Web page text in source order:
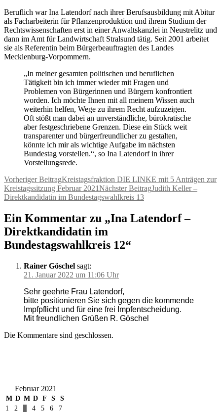
Beruflich war Ina Latendorf nach ihrer Berufsausbildung mit Abitur
als Facharbeiterin für Pflanzenproduktion und ihrem Studium der
Rechtswissenschaften erst in einer Anwaltskanzlei in Neustrelitz und
dann im Amt für Landwirtschaft Stralsund tätig. Seit 2001 arbeitet
sie als Referentin beim Bürgerbeauftragten des Landes
Mecklenburg-Vorpommern.
„In meiner gesamten politischen und beruflichen
Tätigkeit bin ich immer wieder mit Fragen und
Problemen von Bürgerinnen und Bürgern konfrontiert
worden. Ich möchte Ihnen mit all meinem Wissen auch
weiterhin helfen, Wege zu ihrem Recht aufzuzeigen.
Oft stößt man dabei an unverständliche, bürokratische
aber festgeschriebene Grenzen. Diese ein Stück weit
transparenter und bürgerfreundlicher zu gestalten,
könnte ich mir als wichtige Aufgabe im nächsten
Bundestag vorstellen.“, so Ina Latendorf in ihrer
Vorstellungsrede.
Beitragsnavigation
Vorheriger BeitragKreistagsfraktion DIE LINKE mit 5 Anträgen zur
Kreistagssitzung Februar 2021Nächster BeitragJudith Keller –
Direktkandidatin im Bundestagswahlkreis 13
Ein Kommentar zu „Ina Latendorf –
Direktkandidatin im
Bundestagswahlkreis 12“
Rainer Göschel sagt:
21. Januar 2022 um 11:06 Uhr
Sehr geehrte Frau Latendorf,
bitte positionieren Sie sich gegen die kommende
Impfpflicht und für eine frei Impfentscheidung.
Mit freundlichen Grüßen R. Göschel
Die Kommentare sind geschlossen.
Februar 2021
M D M D F S
S
1
2 4 5 6
7